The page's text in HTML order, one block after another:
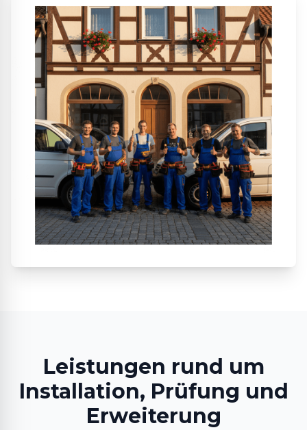
Leistungen rund um
Installation, Prüfung und
Erweiterung